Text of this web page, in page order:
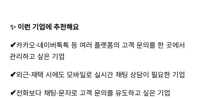
✨이런 기업에 추천해요
✔카카오·네이버톡톡 등 여러 플랫폼의 고객 문의를 한 곳에서
관리하고 싶은 기업
✔외근·재택 시에도 모바일로 실시간 채팅 상담이 필요한 기업
✔전화보다 채팅·문자로 고객 문의를 유도하고 싶은 기업